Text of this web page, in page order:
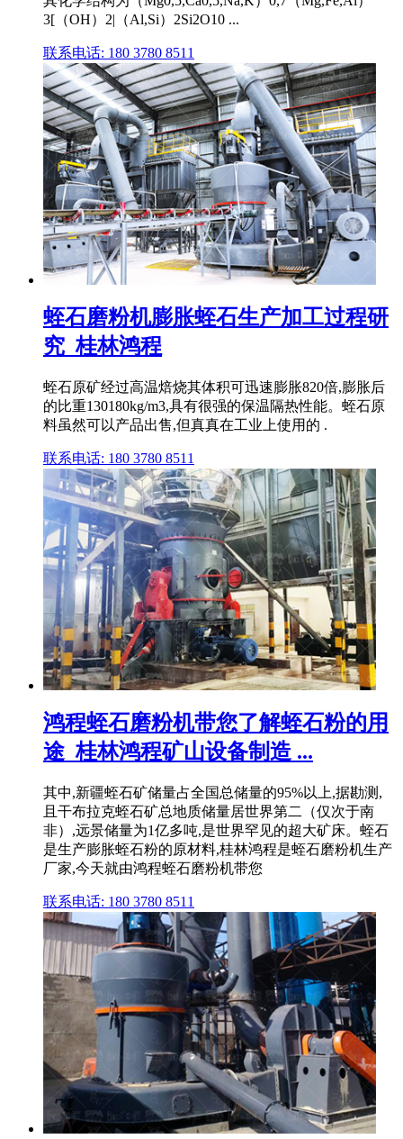
3[（OH）2|（Al,Si）2Si2O10 ...
联系电话: 180 3780 8511
蛭石磨粉机膨胀蛭石生产加工过程研
究_桂林鸿程
蛭石原矿经过高温焙烧其体积可迅速膨胀820倍,膨胀后
的比重130180kg/m3,具有很强的保温隔热性能。蛭石原
料虽然可以产品出售,但真真在工业上使用的 .
联系电话: 180 3780 8511
鸿程蛭石磨粉机带您了解蛭石粉的用
途_桂林鸿程矿山设备制造 ...
其中,新疆蛭石矿储量占全国总储量的95%以上,据勘测,
且干布拉克蛭石矿总地质储量居世界第二（仅次于南
非）,远景储量为1亿多吨,是世界罕见的超大矿床。蛭石
是生产膨胀蛭石粉的原材料,桂林鸿程是蛭石磨粉机生产
厂家,今天就由鸿程蛭石磨粉机带您
联系电话: 180 3780 8511